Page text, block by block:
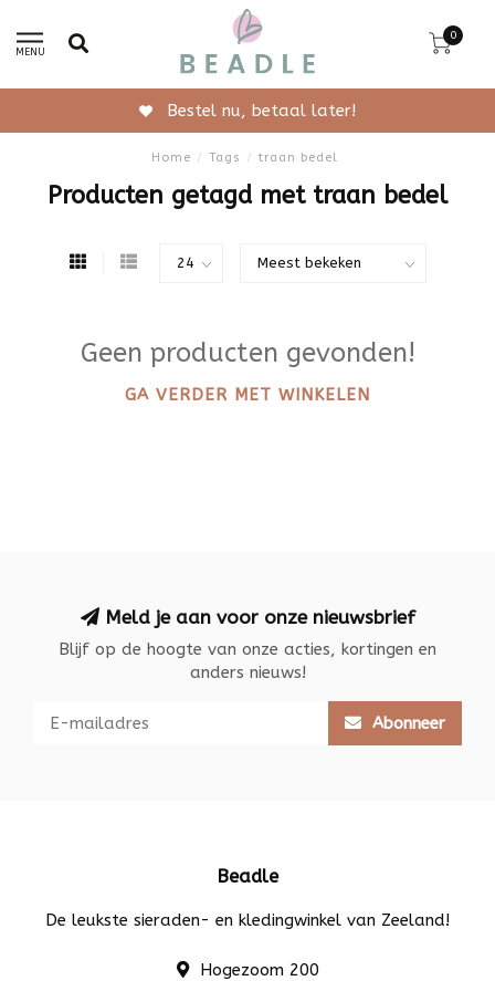
MENU
0
Bestel nu, betaal later!
Home / Tags / traan bedel
Producten getagd met traan bedel
Geen producten gevonden!
GA VERDER MET WINKELEN
Meld je aan voor onze nieuwsbrief
Blijf op de hoogte van onze acties, kortingen en
anders nieuws!
Abonneer
Beadle
De leukste sieraden- en kledingwinkel van Zeeland!
Hogezoom 200